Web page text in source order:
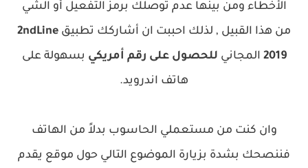
الأخطاء ومن بينها عدم توصلك برمز التفعيل أو الشي
من هذا القبيل , لذلك احببت ان أشاركك تطبيق 2ndLine
2019 المجاني للحصول على رقم أمريكي بسهولة على
هاتف اندرويد.
وان كنت من مستعملي الحاسوب بدلاً من الهاتف
فننصحك بشدة بزيارة الموضوع التالي حول موقع يقدم